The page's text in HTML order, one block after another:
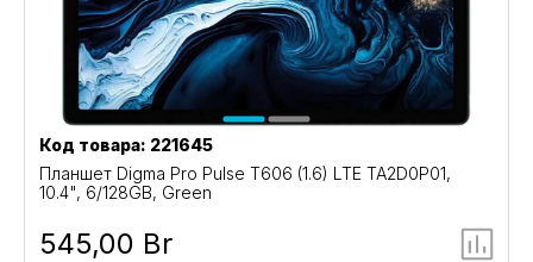
Код товара: 221645
Планшет Digma Pro Pulse T606 (1.6) LTE TA2D0P01,
10.4", 6/128GB, Green
545,00 Br